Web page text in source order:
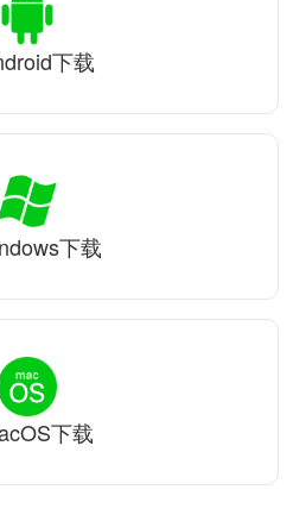
下载
下载
下载